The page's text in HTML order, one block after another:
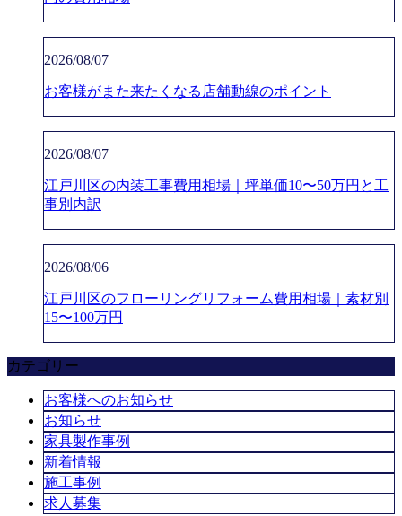
2026/08/07
お客様がまた来たくなる店舗動線のポイント
2026/08/07
江戸川区の内装工事費用相場｜坪単価10〜50万円と工
事別内訳
2026/08/06
江戸川区のフローリングリフォーム費用相場｜素材別
15〜100万円
カテゴリー
お客様へのお知らせ
お知らせ
家具製作事例
新着情報
施工事例
求人募集